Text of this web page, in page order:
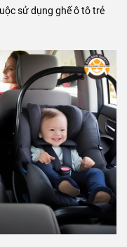
sử dụng ghế ô tô trẻ